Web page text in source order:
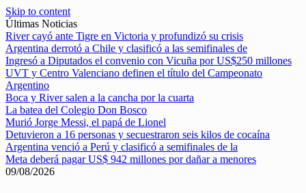
Skip to content
Últimas Noticias
River cayó ante Tigre en Victoria y profundizó su crisis
Argentina derrotó a Chile y clasificó a las semifinales de
Ingresó a Diputados el convenio con Vicuña por US$250 millones
UVT y Centro Valenciano definen el título del Campeonato
Argentino
Boca y River salen a la cancha por la cuarta
La batea del Colegio Don Bosco
Murió Jorge Messi, el papá de Lionel
Detuvieron a 16 personas y secuestraron seis kilos de cocaína
Argentina venció a Perú y clasificó a semifinales de la
Meta deberá pagar US$ 942 millones por dañar a menores
09/08/2026